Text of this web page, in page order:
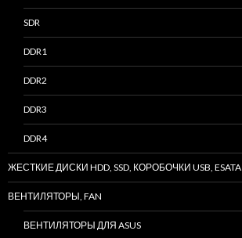
SDR
DDR1
DDR2
DDR3
DDR4
ЖЕСТКИЕ ДИСКИ HDD, SSD, КОРОБОЧКИ USB, ESATA
ВЕНТИЛЯТОРЫ, FAN
ВЕНТИЛЯТОРЫ ДЛЯ ASUS